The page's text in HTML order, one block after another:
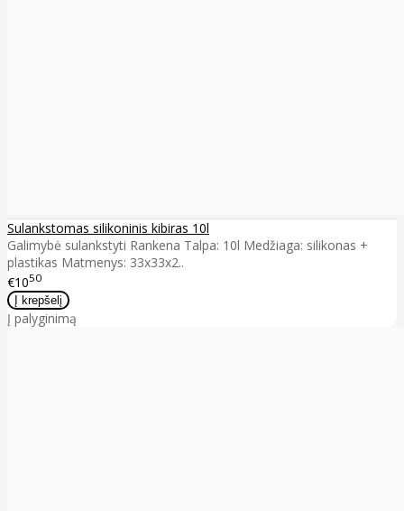
Sulankstomas silikoninis kibiras 10l
Galimybė sulankstyti Rankena Talpa: 10l Medžiaga: silikonas +
plastikas Matmenys: 33x33x2..
€1050
Į palyginimą